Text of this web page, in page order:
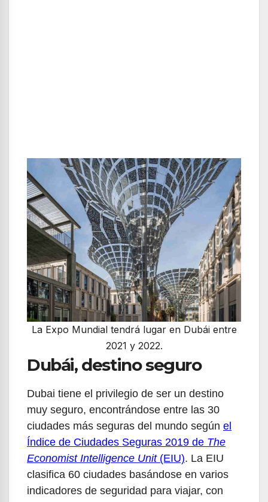
La Expo Mundial tendrá lugar en Dubái entre
2021 y 2022.
Dubái, destino seguro
Dubai tiene el privilegio de ser un destino
muy seguro, encontrándose entre las 30
ciudades más seguras del mundo según el
Índice de Ciudades Seguras 2019 de The
Economist Intelligence Unit(EIU). La EIU
clasifica 60 ciudades basándose en varios
indicadores de seguridad para viajar, con